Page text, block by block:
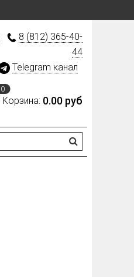
8 (812) 365-40-
44
Telegram канал
0
Корзина: 0.00 руб